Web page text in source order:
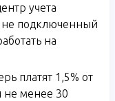
учета
не подключенный
на
платят 1,5% от
не менее 30